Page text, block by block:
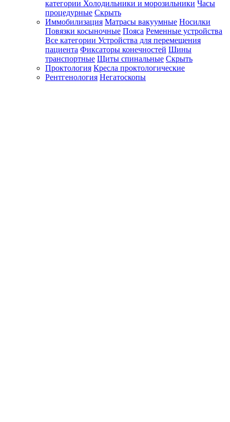
категории Холодильники и морозильники Часы
процедурные Скрыть
Иммобилизация Матрасы вакуумные Носилки
Повязки косыночные Пояса Ременные устройства
Все категории Устройства для перемещения
пациента Фиксаторы конечностей Шины
транспортные Щиты спинальные Скрыть
Проктология Кресла проктологические
Рентгенология Негатоскопы